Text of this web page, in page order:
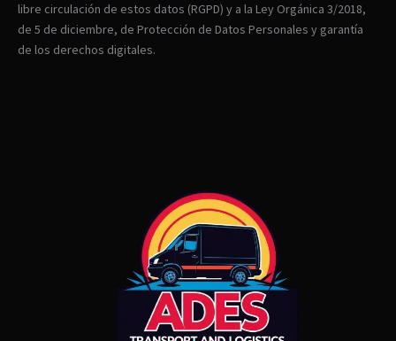
libre circulación de estos datos (RGPD) y a la Ley Orgánica 3/2018,
de 5 de diciembre, de Protección de Datos Personales y garantía
de los derechos digitales.